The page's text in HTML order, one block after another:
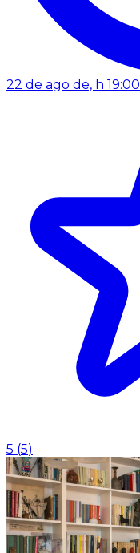
22 de ago de, h 19:00
5 (5)